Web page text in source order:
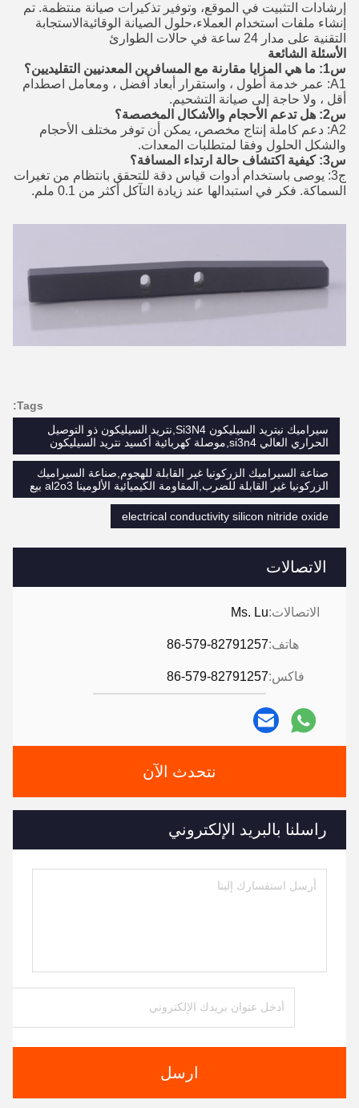
الاتصالات
الاتصالات:Ms. Lu
هاتف:86-579-82791257
فاكس:86-579-82791257
نتحدث الآن
راسلنا بالبريد الإلكتروني
ارسل
إرشادات التثبيت في الموقع، وتوفير تذكيرات صيانة منتظمة. تم
إنشاء ملفات استخدام العملاء،حلول الصيانة الوقائيةالاستجابة
التقنية على مدار 24 ساعة في حالات الطوارئ
الأسئلة الشائعة
س1: ما هي المزايا مقارنة مع المسافرين المعدنيين التقليديين؟
A1: عمر خدمة أطول ، واستقرار أبعاد أفضل ، ومعامل اصطدام
أقل ، ولا حاجة إلى صيانة التشحيم.
س2: هل تدعم الأحجام والأشكال المخصصة؟
A2: دعم كاملة إنتاج مخصص، يمكن أن توفر مختلف الأحجام
والشكل الحلول وفقا لمتطلبات المعدات.
س3: كيفية اكتشاف حالة ارتداء المسافة؟
ج3: يوصى باستخدام أدوات قياس دقة للتحقق بانتظام من تغيرات
السماكة. فكر في استبدالها عند زيادة التآكل أكثر من 0.1 ملم.
Tags:
سيراميك نيتريد السيليكون Si3N4,نتريد السيليكون ذو التوصيل
الحراري العالي si3n4,موصلة كهربائية أكسيد نتريد السيليكون
صناعة السيراميك الزركونيا غير القابلة للهجوم,صناعة السيراميك
الزركونيا غير القابلة للضرب,المقاومة الكيميائية الألومينا al2o3 بيع
electrical conductivity silicon nitride oxide